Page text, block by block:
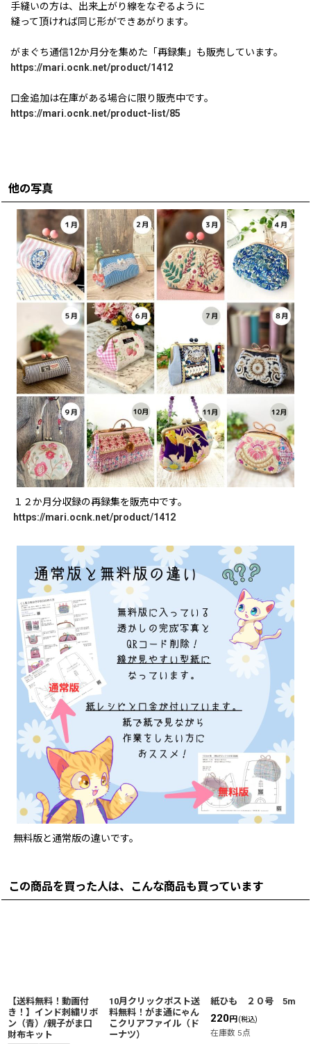
手縫いの方は、出来上がり線をなぞるように
縫って頂ければ同じ形ができあがります。
がまぐち通信12か月分を集めた「再録集」も販売しています。
https://mari.ocnk.net/product/1412
口金追加は在庫がある場合に限り販売中です。
https://mari.ocnk.net/product-list/85
他の写真
１２か月分収録の再録集を販売中です。
https://mari.ocnk.net/product/1412
無料版と通常版の違いです。
この商品を買った人は、こんな商品も買っています
【送料無料！動画付
き！】インド刺繍リボ
ン（青）/親子がま口
財布キット
10月クリックポスト送
料無料！がま通にゃん
こクリアファイル（ド
ーナツ）
紙ひも ２０号 5m
220円(税込)
在庫数 5点